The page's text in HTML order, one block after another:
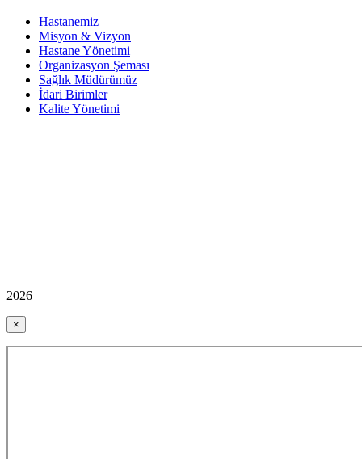
Hastanemiz
Misyon & Vizyon
Hastane Yönetimi
Organizasyon Şeması
Sağlık Müdürümüz
İdari Birimler
Kalite Yönetimi
2026
×